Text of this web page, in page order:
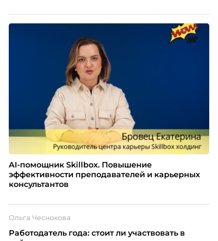
AI-помощник Skillbox. Повышение
эффективности преподавателей и карьерных
консультантов
Ольга Чеснокова
Работодатель года: стоит ли участвовать в